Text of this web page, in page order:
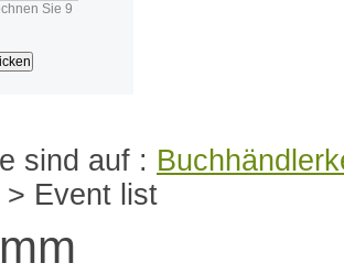
Sie 9
> Event list